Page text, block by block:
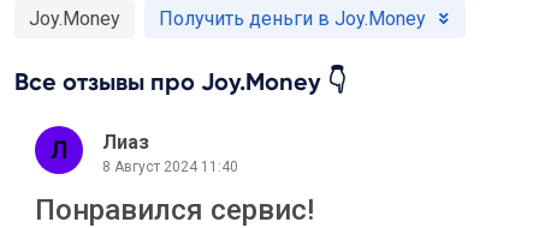
Joy.Money Получить деньги в Joy.Money
Все отзывы про Joy.Money 👇
Лиаз
8 Август 2024 11:40
Понравился сервис!